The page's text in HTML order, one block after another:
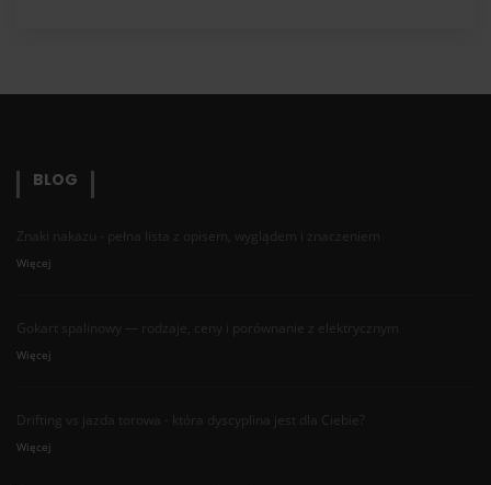
BLOG
Znaki nakazu - pełna lista z opisem, wyglądem i znaczeniem
Więcej
Gokart spalinowy — rodzaje, ceny i porównanie z elektrycznym
Więcej
Drifting vs jazda torowa - która dyscyplina jest dla Ciebie?
Więcej